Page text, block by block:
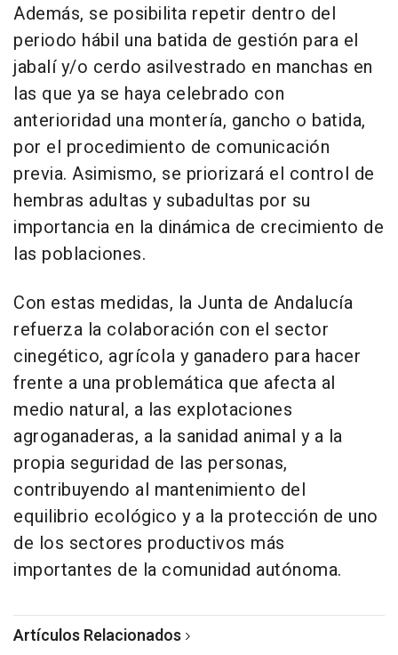
Además, se posibilita repetir dentro del
periodo hábil una batida de gestión para el
jabalí y/o cerdo asilvestrado en manchas en
las que ya se haya celebrado con
anterioridad una montería, gancho o batida,
por el procedimiento de comunicación
previa. Asimismo, se priorizará el control de
hembras adultas y subadultas por su
importancia en la dinámica de crecimiento de
las poblaciones.
Con estas medidas, la Junta de Andalucía
refuerza la colaboración con el sector
cinegético, agrícola y ganadero para hacer
frente a una problemática que afecta al
medio natural, a las explotaciones
agroganaderas, a la sanidad animal y a la
propia seguridad de las personas,
contribuyendo al mantenimiento del
equilibrio ecológico y a la protección de uno
de los sectores productivos más
importantes de la comunidad autónoma.
Artículos Relacionados